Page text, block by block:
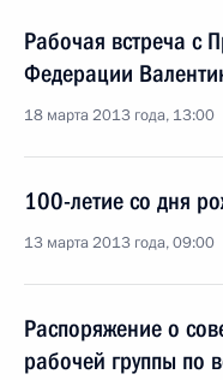
Рабочая встреча с
Федерации
18 марта 2013 года, 13:00
100-летие со дня
13 марта 2013 года, 09:00
Распоряжение о
рабочей группы по